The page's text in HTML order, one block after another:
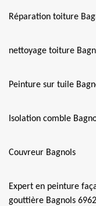
Réparation toiture
nettoyage toiture
Peinture sur tuile
Isolation comble
Couvreur Bagnols
Expert en peinture
gouttière Bagnols